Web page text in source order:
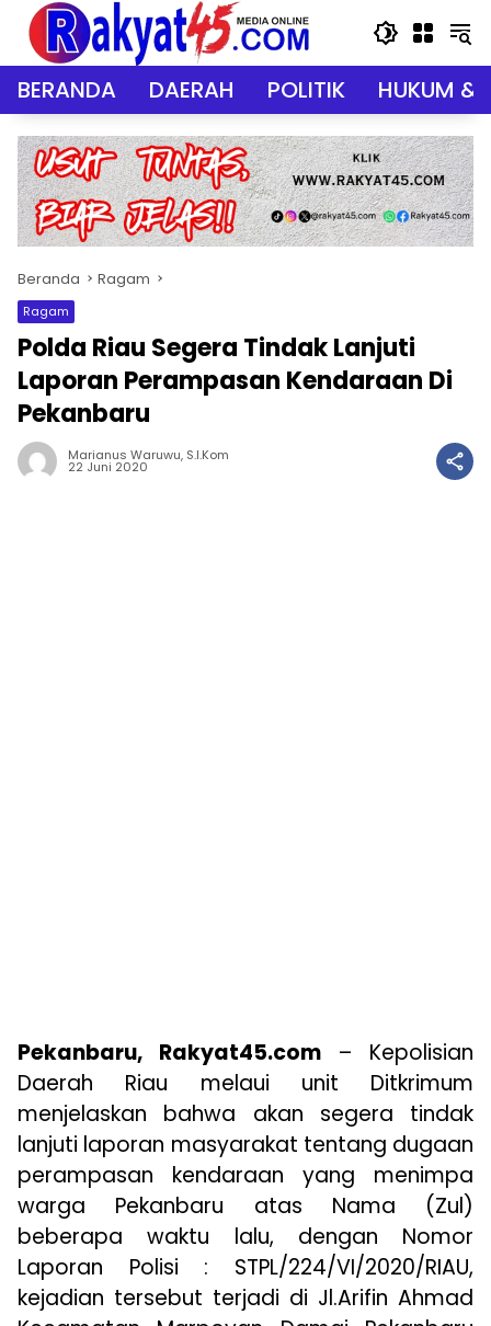
Langsung
konten
BERANDA DAERAH POLITIK HUKUM &
Beranda Ragam
Ragam
Polda Riau Segera Tindak Lanjuti
Laporan Perampasan Kendaraan Di
Pekanbaru
Marianus Waruwu, S.I.Kom
22 Juni 2020
Pekanbaru, Rakyat45.com – Kepolisian
Daerah Riau melaui unit Ditkrimum
menjelaskan bahwa akan segera tindak
lanjuti laporan masyarakat tentang dugaan
perampasan kendaraan yang menimpa
warga Pekanbaru atas Nama (Zul)
beberapa waktu lalu, dengan Nomor
Laporan Polisi : STPL/224/VI/2020/RIAU,
kejadian tersebut terjadi di Jl.Arifin Ahmad